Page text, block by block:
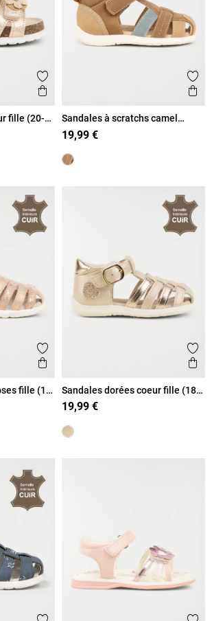
Ajouter aux favoris
Aperçu rapide
fille (20-
Sandales à scratchs camel
garçon (18-23)
19,99 €
Ajouter aux favoris
Aperçu rapide
fille (18-
Sandales dorées coeur fille (18-
23)
19,99 €